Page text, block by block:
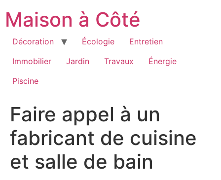
contenu
Maison à Côté
Décoration Écologie
Entretien
Immobilier
Jardin Travaux
Énergie
Piscine
Faire appel à un
fabricant de cuisine
et salle de bain